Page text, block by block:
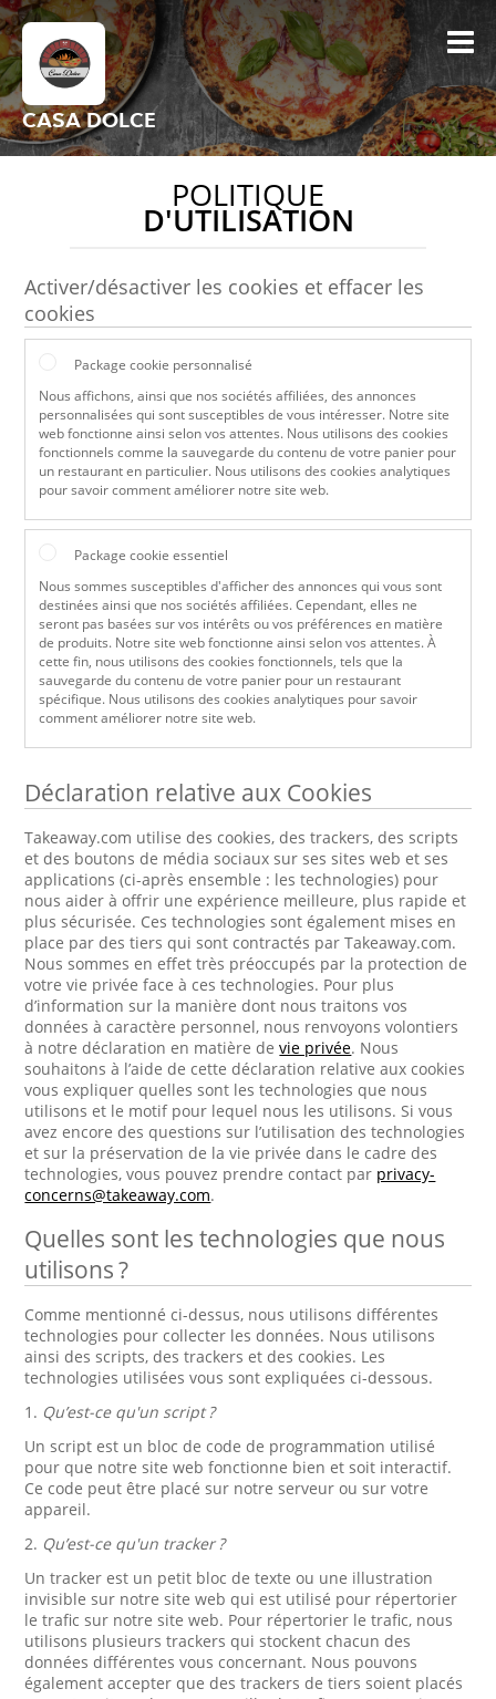
CASA DOLCE
POLITIQUE
D'UTILISATION
Activer/désactiver les cookies et effacer les
cookies
Package cookie personnalisé
Nous affichons, ainsi que nos sociétés affiliées, des annonces
personnalisées qui sont susceptibles de vous intéresser. Notre site
web fonctionne ainsi selon vos attentes. Nous utilisons des cookies
fonctionnels comme la sauvegarde du contenu de votre panier pour
un restaurant en particulier. Nous utilisons des cookies analytiques
pour savoir comment améliorer notre site web.
Package cookie essentiel
Nous sommes susceptibles d'afficher des annonces qui vous sont
destinées ainsi que nos sociétés affiliées. Cependant, elles ne
seront pas basées sur vos intérêts ou vos préférences en matière
de produits. Notre site web fonctionne ainsi selon vos attentes. À
cette fin, nous utilisons des cookies fonctionnels, tels que la
sauvegarde du contenu de votre panier pour un restaurant
spécifique. Nous utilisons des cookies analytiques pour savoir
comment améliorer notre site web.
Déclaration relative aux Cookies
Takeaway.com utilise des cookies, des trackers, des scripts
et des boutons de média sociaux sur ses sites web et ses
applications (ci-après ensemble : les technologies) pour
nous aider à offrir une expérience meilleure, plus rapide et
plus sécurisée. Ces technologies sont également mises en
place par des tiers qui sont contractés par Takeaway.com.
Nous sommes en effet très préoccupés par la protection de
votre vie privée face à ces technologies. Pour plus
d’information sur la manière dont nous traitons vos
données à caractère personnel, nous renvoyons volontiers
à notre déclaration en matière devie privée. Nous
souhaitons à l’aide de cette déclaration relative aux cookies
vous expliquer quelles sont les technologies que nous
utilisons et le motif pour lequel nous les utilisons. Si vous
avez encore des questions sur l’utilisation des technologies
et sur la préservation de la vie privée dans le cadre des
technologies, vous pouvez prendre contact par privacy-
concerns@takeaway.com.
Quelles sont les technologies que nous
utilisons ?
Comme mentionné ci-dessus, nous utilisons différentes
technologies pour collecter les données. Nous utilisons
ainsi des scripts, des trackers et des cookies. Les
technologies utilisées vous sont expliquées ci-dessous.
1. Qu’est-ce qu'un script ?
Un script est un bloc de code de programmation utilisé
pour que notre site web fonctionne bien et soit interactif.
Ce code peut être placé sur notre serveur ou sur votre
appareil.
2. Qu’est-ce qu'un tracker ?
Un tracker est un petit bloc de texte ou une illustration
invisible sur notre site web qui est utilisé pour répertorier
le trafic sur notre site web. Pour répertorier le trafic, nous
utilisons plusieurs trackers qui stockent chacun des
données différentes vous concernant. Nous pouvons
également accepter que des trackers de tiers soient placés